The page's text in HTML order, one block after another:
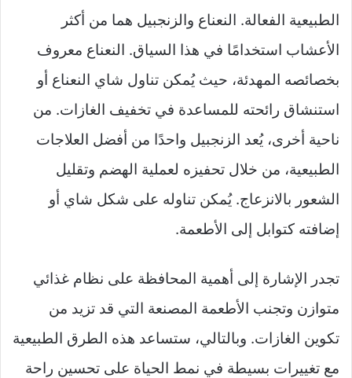
الطبيعية الفعالة. النعناع والزنجبيل هما من أكثر
الأعشاب استخدامًا في هذا السياق. النعناع معروف
بخصائصه المهدئة، حيث يُمكن تناول شاي النعناع أو
استنشاق رائحته للمساعدة في تخفيف الغازات. من
ناحية أخرى، يُعد الزنجبيل واحدًا من أفضل العلاجات
الطبيعية، من خلال تحفيزه لعملية الهضم وتقليل
الشعور بالانزعاج. يُمكن تناوله على شكل شاي أو
إضافته كتوابل إلى الأطعمة.
تجدر الإشارة إلى أهمية المحافظة على نظام غذائي
متوازن وتجنب الأطعمة المصنعة التي قد تزيد من
تكوين الغازات. وبالتالي، ستساعد هذه الطرق الطبيعية
مع تغييرات بسيطة في نمط الحياة على تحسين راحة